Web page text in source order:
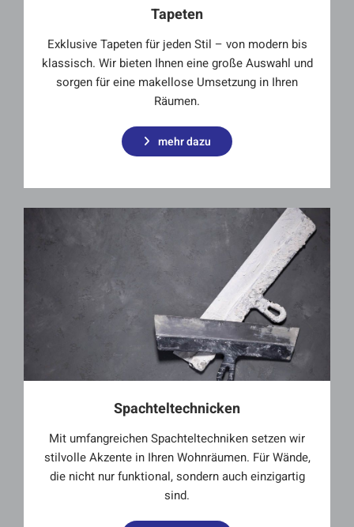
Tapeten
Exklusive Tapeten für jeden Stil – von modern bis
klassisch. Wir bieten Ihnen eine große Auswahl und
sorgen für eine makellose Umsetzung in Ihren
Räumen.
mehr dazu
Spachteltechnicken
Mit umfangreichen Spachteltechniken setzen wir
stilvolle Akzente in Ihren Wohnräumen. Für Wände,
die nicht nur funktional, sondern auch einzigartig
sind.